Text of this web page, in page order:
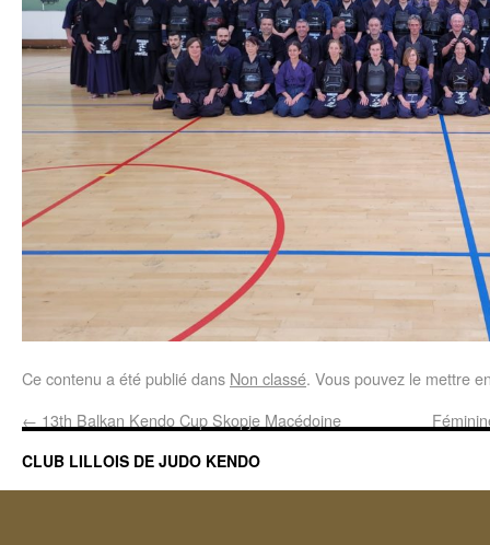
Ce contenu a été publié dans Non classé. Vous pouvez le mettre
← 13th Balkan Kendo Cup Skopje Macédoine
CLUB LILLOIS DE JUDO KENDO